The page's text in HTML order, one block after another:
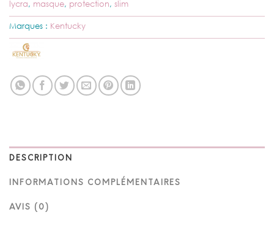
lycra, masque, protection, slim
Marques : Kentucky
DESCRIPTION
INFORMATIONS COMPLÉMENTAIRES
AVIS (0)